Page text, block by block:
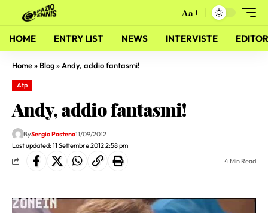
Aa
HOME ENTRY LIST NEWS INTERVISTE
Home» Blog» Andy, addio fantasmi!
Atp
Andy, addio fantasmi!
Last updated: 11 Settembre 2012 2:58 pm
BySergio Pastena11/09/2012
4 Min Read